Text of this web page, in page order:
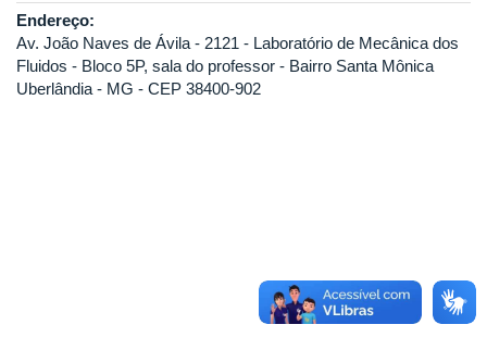
Endereço:
Av. João Naves de Ávila - 2121 - Laboratório de Mecânica dos
Fluidos - Bloco 5P, sala do professor - Bairro Santa Mônica
Uberlândia - MG - CEP 38400-902